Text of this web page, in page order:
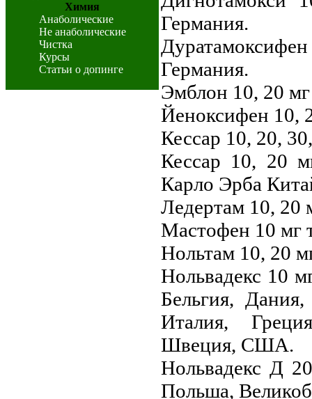
Химия
Анаболические
Не анаболические
Чистка
Курсы
Статьи о допинге
Германия.
Германия.
Эмблон 10, 20
Йеноксифен 10,
Кессар 10, 20,
Кессар 10, 20
Карло Эрба
Ледертам 10, 20
Мастофен 10 мг
Нольтам 10, 20
Нольвадекс 10
Бельгия,
Италия,
Швеция, США.
Нольвадекс Д
Польша,